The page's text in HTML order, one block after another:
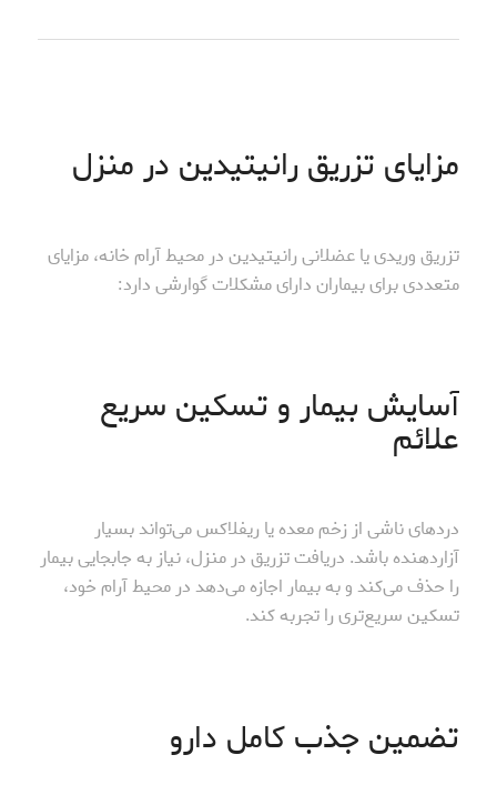
مزایای تزریق رانیتیدین در منزل
تزریق وریدی یا عضلانی رانیتیدین در محیط آرام خانه، مزایای
متعددی برای بیماران دارای مشکلات گوارشی دارد:
آسایش بیمار و تسکین سریع
علائم
دردهای ناشی از زخم معده یا ریفلاکس می‌تواند بسیار
آزاردهنده باشد. دریافت تزریق در منزل، نیاز به جابجایی بیمار
را حذف می‌کند و به بیمار اجازه می‌دهد در محیط آرام خود،
تسکین سریع‌تری را تجربه کند.
تضمین جذب کامل دارو